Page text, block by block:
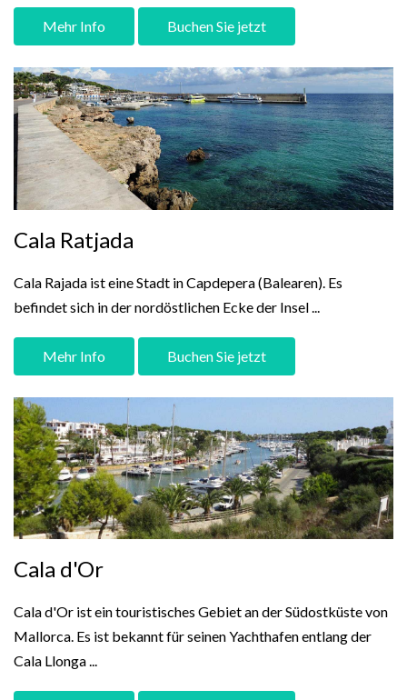
Mehr Info Buchen Sie jetzt
Cala Ratjada
Cala Rajada ist eine Stadt in Capdepera (Balearen). Es
befindet sich in der nordöstlichen Ecke der Insel ...
Mehr Info Buchen Sie jetzt
Cala d'Or
Cala d'Or ist ein touristisches Gebiet an der Südostküste von
Mallorca. Es ist bekannt für seinen Yachthafen entlang der
Cala Llonga ...